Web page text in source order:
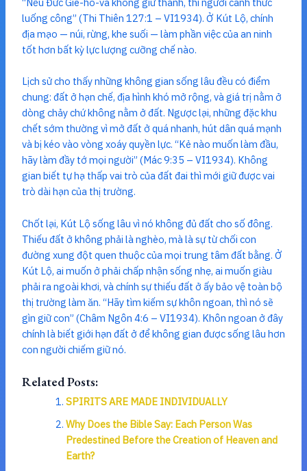
luống công” (Thi Thiên 127:1 – VI1934). Ở Kút Lộ, chính
địa mạo — núi, rừng, khe suối — làm phần việc của an ninh
tốt hơn bất kỳ lực lượng cưỡng chế nào.
Lịch sử cho thấy những không gian sống lâu đều có điểm
chung: đất ở hạn chế, địa hình khó mở rộng, và giá trị nằm ở
dòng chảy chứ không nằm ở đất. Ngược lại, những đặc khu
chết sớm thường vì mở đất ở quá nhanh, hút dân quá mạnh
và bị kéo vào vòng xoáy quyền lực. “Kẻ nào muốn làm đầu,
hãy làm đầy tớ mọi người” (Mác 9:35 – VI1934). Không
gian biết tự hạ thấp vai trò của đất đai thì mới giữ được vai
trò dài hạn của thị trường.
Chốt lại, Kút Lộ sống lâu vì nó không đủ đất cho số đông.
Thiếu đất ở không phải là nghèo, mà là sự từ chối con
đường xung đột quen thuộc của mọi trung tâm đất bằng. Ở
Kút Lộ, ai muốn ở phải chấp nhận sống nhẹ, ai muốn giàu
phải ra ngoài khơi, và chính sự thiếu đất ở ấy bảo vệ toàn bộ
thị trường làm ăn. “Hãy tìm kiếm sự khôn ngoan, thì nó sẽ
gìn giữ con” (Châm Ngôn 4:6 – VI1934). Khôn ngoan ở đây
chính là biết giới hạn đất ở để không gian được sống lâu hơn
con người chiếm giữ nó.
Related Posts:
SPIRITS ARE MADE INDIVIDUALLY
Why Does the Bible Say: Each Person Was
Predestined Before the Creation of Heaven and
Earth?